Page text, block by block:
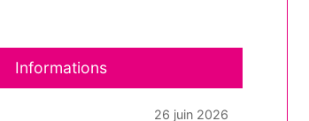
Informations
26 juin 2026